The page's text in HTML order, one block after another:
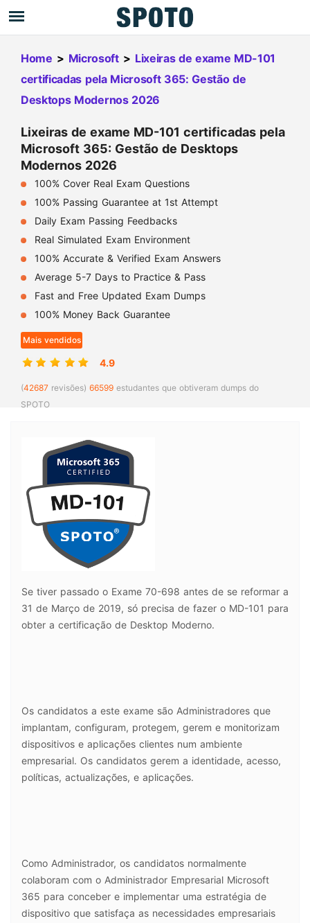
Home > Microsoft > Lixeiras de exame MD-101
certificadas pela Microsoft 365: Gestão de
Desktops Modernos 2026
Lixeiras de exame MD-101 certificadas pela
Microsoft 365: Gestão de Desktops
Modernos 2026
100% Cover Real Exam Questions
100% Passing Guarantee at 1st Attempt
Daily Exam Passing Feedbacks
Real Simulated Exam Environment
100% Accurate & Verified Exam Answers
Average 5-7 Days to Practice & Pass
Fast and Free Updated Exam Dumps
100% Money Back Guarantee
Mais vendidos
4.9
(42687 revisões) 66599 estudantes que obtiveram dumps do
SPOTO
Se tiver passado o Exame 70-698 antes de se reformar a
31 de Março de 2019, só precisa de fazer o MD-101 para
obter a certificação de Desktop Moderno.
Os candidatos a este exame são Administradores que
implantam, configuram, protegem, gerem e monitorizam
dispositivos e aplicações clientes num ambiente
empresarial. Os candidatos gerem a identidade, acesso,
políticas, actualizações, e aplicações.
Como Administrador, os candidatos normalmente
colaboram com o Administrador Empresarial Microsoft
365 para conceber e implementar uma estratégia de
dispositivo que satisfaça as necessidades empresariais